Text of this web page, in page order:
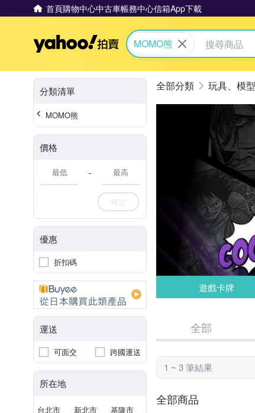
首頁購物中心中古車帳務中心信箱App下載
Yahoo拍賣
MOMO熊
分類清單
MOMO熊
價格
-
確定
優惠
折扣碼
運送
可面交 跨國運送
所在地
台北市 新北市 基隆市
玩具、模
遊戲卡牌
全部
1 ~ 3 筆結果
全部商品